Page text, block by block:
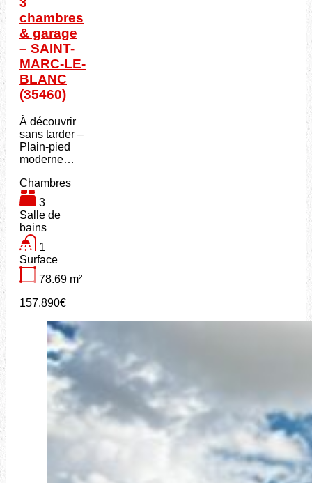
chambres
& garage
– SAINT-
MARC-LE-
BLANC
(35460)
À découvrir
sans tarder –
Plain-pied
moderne…
Chambres
3
Salle de
bains
1
Surface
78.69 m²
157.890€